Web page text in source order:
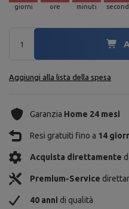
giorni ore minuti
Aggiungi alla lista della spesa
Garanzia Home 24 mesi
Resi gratuiti fino a 14
Acquista direttamente
Premium-Service
40 anni di qualità